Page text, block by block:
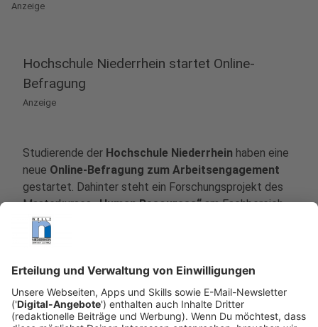
Anzeige
Hochschule Niederrhein startet Online-
Befragung
Anzeige
Studierende der Hochschule Niederrhein haben eine
neue Online-Befragung zum Arbeitsengagement
gestartet. Dahinter steht ein Forschungsprojekt des
Masterkurses„Human Resources“am Fachbereich
Wirtschaftswissenschaften. Untersucht werden soll,
wie engagiert Beschäftigte in Deutschland im
welche Bedingungen dieses Engagement fördern oder
hemmen. Teilnehmen können Beschäftigte aus allen
Branchen.